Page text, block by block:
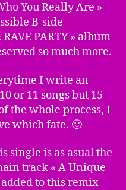
You Really Are »
B-side
PARTY » album
so much more.
I write an
or 11 songs but 15
the whole process, I
which fate. 🙂
single is as asual the
track « A Unique
to this remix